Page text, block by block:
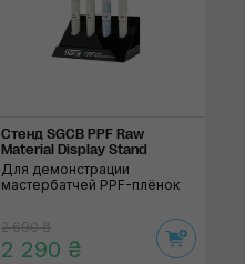
Стенд SGCB PPF Raw
Material Display Stand
Для демонстрации
мастербатчей PPF-плёнок
2 690 ₴
2 290 ₴